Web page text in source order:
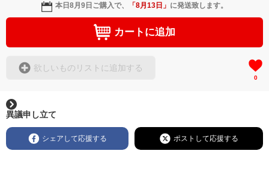
本日8月9日 ご購入で、 「8月13日 」 に発送致します。
カートに追加
欲しいものリストに追加する
0
異議申し立て
シェアして応援する ポストして応援する